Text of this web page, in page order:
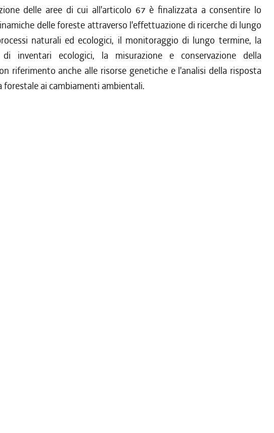
delle aree di cui all'articolo 67 è finalizzata a consentire lo
delle foreste attraverso l'effettuazione di ricerche di lungo
naturali ed ecologici, il monitoraggio di lungo termine, la
di inventari ecologici, la misurazione e conservazione della
riferimento anche alle risorse genetiche e l'analisi della risposta
forestale ai cambiamenti ambientali.